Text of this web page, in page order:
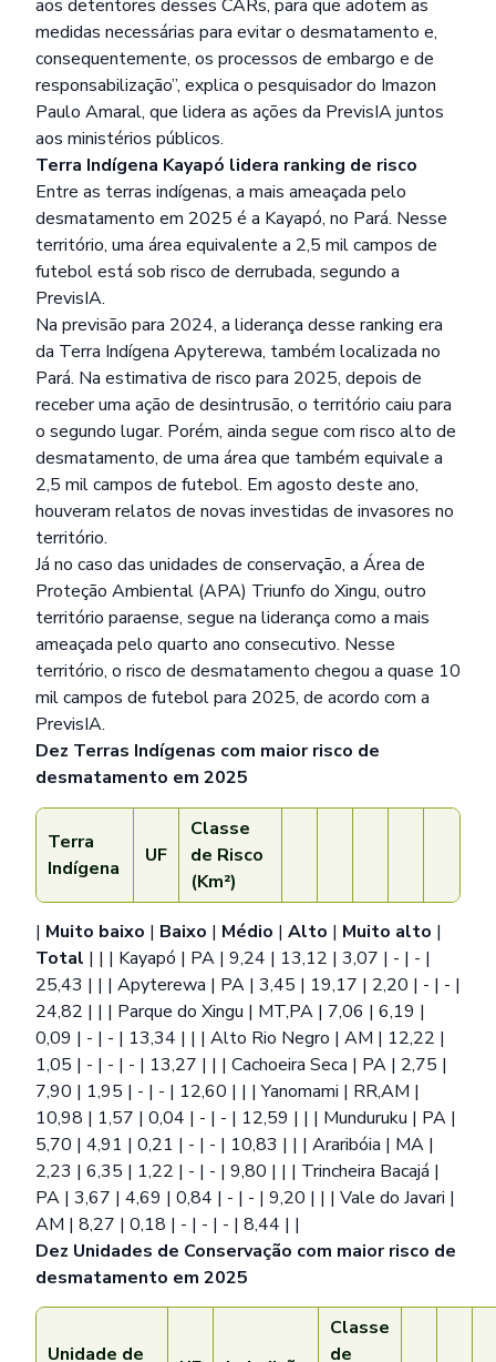
aos detentores desses CARs, para que adotem as
medidas necessárias para evitar o desmatamento e,
consequentemente, os processos de embargo e de
responsabilização”, explica o pesquisador do Imazon
Paulo Amaral, que lidera as ações da PrevisIA juntos
aos ministérios públicos.
Terra Indígena Kayapó lidera ranking de risco
Entre as terras indígenas, a mais ameaçada pelo
desmatamento em 2025 é a Kayapó, no Pará. Nesse
território, uma área equivalente a 2,5 mil campos de
futebol está sob risco de derrubada, segundo a
PrevisIA.
Na previsão para 2024, a liderança desse ranking era
da Terra Indígena Apyterewa, também localizada no
Pará. Na estimativa de risco para 2025, depois de
receber uma ação de desintrusão, o território caiu para
o segundo lugar. Porém, ainda segue com risco alto de
desmatamento, de uma área que também equivale a
2,5 mil campos de futebol. Em agosto deste ano,
houveram relatos de novas investidas de invasores no
território.
Já no caso das unidades de conservação, a Área de
Proteção Ambiental (APA) Triunfo do Xingu, outro
território paraense, segue na liderança como a mais
ameaçada pelo quarto ano consecutivo. Nesse
território, o risco de desmatamento chegou a quase 10
mil campos de futebol para 2025, de acordo com a
PrevisIA.
Dez Terras Indígenas com maior risco de
desmatamento em 2025
Terra
Indígena
UF
Classe
de Risco
(Km²)
| Muito baixo | Baixo | Médio | Alto | Muito alto |
Total | | | Kayapó | PA | 9,24 | 13,12 | 3,07 | - | - |
25,43 | | | Apyterewa | PA | 3,45 | 19,17 | 2,20 | - | - |
24,82 | | | Parque do Xingu | MT,PA | 7,06 | 6,19 |
0,09 | - | - | 13,34 | | | Alto Rio Negro | AM | 12,22 |
1,05 | - | - | - | 13,27 | | | Cachoeira Seca | PA | 2,75 |
7,90 | 1,95 | - | - | 12,60 | | | Yanomami | RR,AM |
10,98 | 1,57 | 0,04 | - | - | 12,59 | | | Munduruku | PA |
5,70 | 4,91 | 0,21 | - | - | 10,83 | | | Araribóia | MA |
2,23 | 6,35 | 1,22 | - | - | 9,80 | | | Trincheira Bacajá |
PA | 3,67 | 4,69 | 0,84 | - | - | 9,20 | | | Vale do Javari |
AM | 8,27 | 0,18 | - | - | - | 8,44 | |
Dez Unidades de Conservação com maior risco de
desmatamento em 2025
Unidade de
Classe
de